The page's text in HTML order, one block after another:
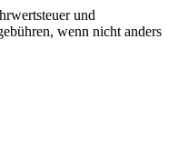
und
wenn nicht anders